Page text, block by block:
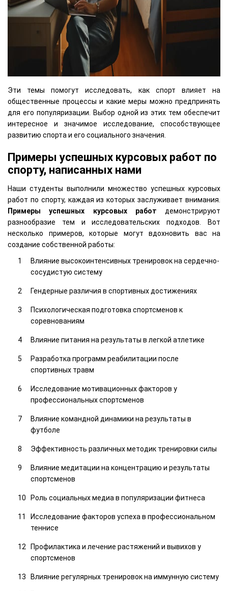
Эти темы помогут исследовать, как спорт влияет на
общественные процессы и какие меры можно предпринять
для его популяризации. Выбор одной из этих тем обеспечит
интересное и значимое исследование, способствующее
развитию спорта и его социального значения.
Примеры успешных курсовых работ по
спорту, написанных нами
Наши студенты выполнили множество успешных курсовых
работ по спорту, каждая из которых заслуживает внимания.
Примеры успешных курсовых работ демонстрируют
разнообразие тем и исследовательских подходов. Вот
несколько примеров, которые могут вдохновить вас на
создание собственной работы:
Влияние высокоинтенсивных тренировок на сердечно-
сосудистую систему
Гендерные различия в спортивных достижениях
Психологическая подготовка спортсменов к
соревнованиям
Влияние питания на результаты в легкой атлетике
Разработка программ реабилитации после
спортивных травм
Исследование мотивационных факторов у
профессиональных спортсменов
Влияние командной динамики на результаты в
футболе
Эффективность различных методик тренировки силы
Влияние медитации на концентрацию и результаты
спортсменов
Роль социальных медиа в популяризации фитнеса
Исследование факторов успеха в профессиональном
теннисе
Профилактика и лечение растяжений и вывихов у
спортсменов
Влияние регулярных тренировок на иммунную систему